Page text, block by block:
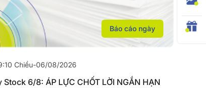
Báo cáo ngày
Chiều-06/08/2026
Stock 6/8: ÁP LỰC CHỐT LỜI NGẮN HẠN